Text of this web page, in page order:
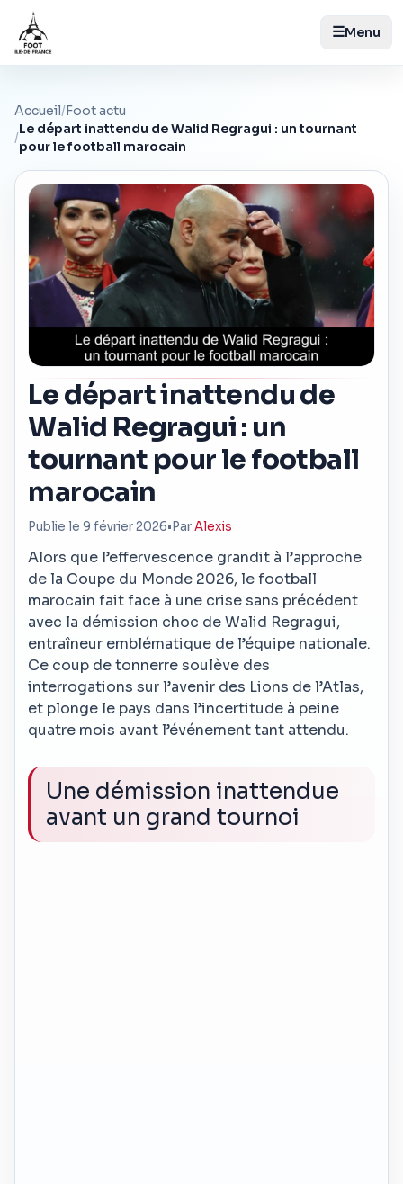
☰Menu
Accueil/Foot actu
/
Le départ inattendu de Walid Regragui : un tournant
pour le football marocain
Le départ inattendu de
Walid Regragui : un
tournant pour le football
marocain
Publie le 9 février 2026• ParAlexis
Alors que l’effervescence grandit à l’approche
de la Coupe du Monde 2026, le football
marocain fait face à une crise sans précédent
avec la démission choc de Walid Regragui,
entraîneur emblématique de l’équipe nationale.
Ce coup de tonnerre soulève des
interrogations sur l’avenir des Lions de l’Atlas,
et plonge le pays dans l’incertitude à peine
quatre mois avant l’événement tant attendu.
Une démission inattendue
avant un grand tournoi